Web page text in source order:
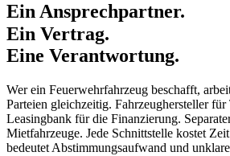
Ein Ansprechpartner.
Ein Vertrag.
Eine Verantwortung.
Wer ein Feuerwehrfahrzeug beschafft,
Parteien gleichzeitig. Fahrzeughersteller
Leasingbank für die Finanzierung.
Mietfahrzeuge. Jede Schnittstelle kostet
bedeutet Abstimmungsaufwand und